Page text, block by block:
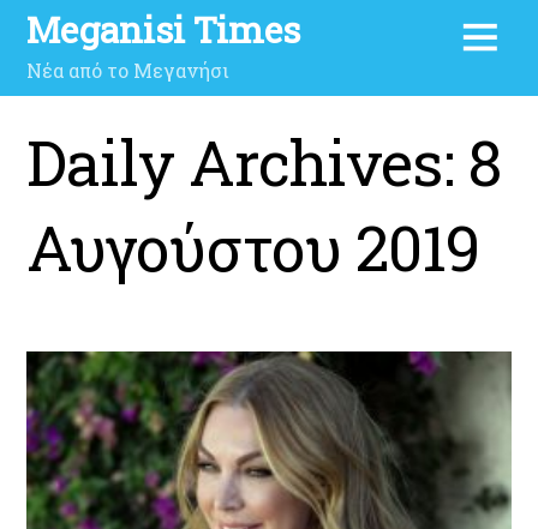
Meganisi Times
Νέα από το Μεγανήσι
Daily Archives: 8
Αυγούστου 2019